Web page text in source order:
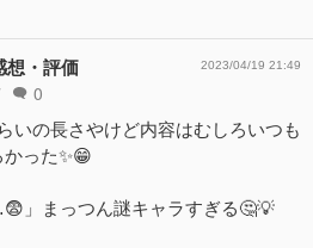
想・評価
0
2023/04/19 21:49
いの長さやけど内容はむしろいつも
った✨😁
」まっつん謎キャラすぎる🤔💡